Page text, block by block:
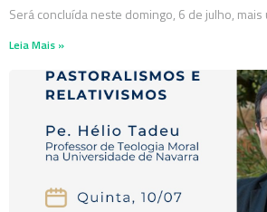
Será concluída neste domingo, 6 de julho, mais
Leia Mais »